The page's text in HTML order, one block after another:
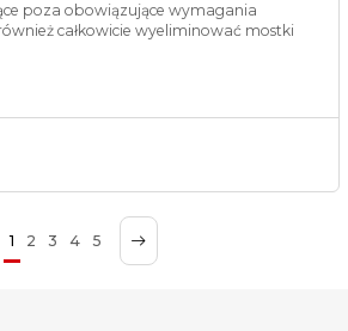
poza obowiązujące wymagania
całkowicie wyeliminować mostki
1 2 3 4 5